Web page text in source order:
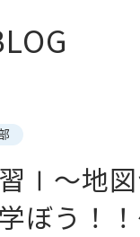
Ⅰ～地図
ぼう！